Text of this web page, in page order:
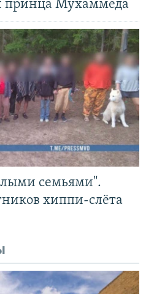
принца Мухаммеда
семьями".
хиппи-слёта